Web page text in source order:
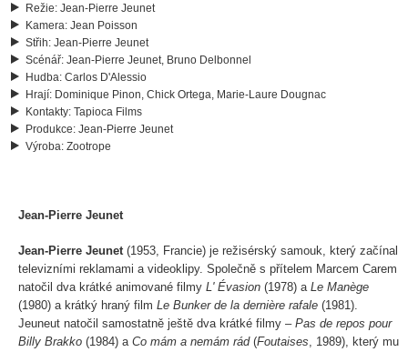
Režie: Jean-Pierre Jeunet
Kamera: Jean Poisson
Střih: Jean-Pierre Jeunet
Scénář: Jean-Pierre Jeunet, Bruno Delbonnel
Hudba: Carlos D'Alessio
Hrají: Dominique Pinon, Chick Ortega, Marie-Laure Dougnac
Kontakty: Tapioca Films
Produkce: Jean-Pierre Jeunet
Výroba: Zootrope
Jean-Pierre Jeunet
Jean-Pierre Jeunet(1953, Francie) je režisérský samouk, který začínal
televizními reklamami a videoklipy. Společně s přítelem Marcem Carem
natočil dva krátké animované filmy L' Évasion (1978) a Le Manège
(1980) a krátký hraný film Le Bunker de la dernière rafale (1981).
Jeuneut natočil samostatně ještě dva krátké filmy – Pas de repos pour
Billy Brakko (1984) a Co mám a nemám rád(Foutaises, 1989), který mu